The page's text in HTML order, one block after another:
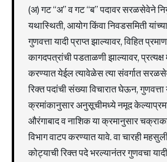
(अ) गट “अ” व गट “ब” पदावर सरळसेवेने
यथास्थिती, आयोग किंवा निवडसमिती
गुणवत्ता यादी प्राप्त झाल्यावर, विहित
कागदपत्रांची पडताळणी झाल्यावर,
करण्यात येईल त्यावेळेस त्या संवर्गात
रिक्त पदांची संख्या विचारात घेऊन, गुणवत्ता
क्रमांकानुसार अनुसूचीमध्ये नमूद
औरंगाबाद व नाशिक या क्रमानुसार
विभाग वाटप करण्यात यावे. वा चारही
कोट्याची रिक्त पदे भरल्यानंतर गुणवचा